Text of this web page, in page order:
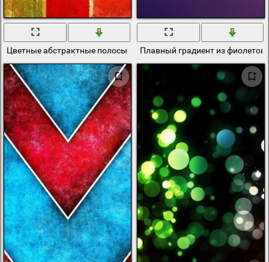
Цветные абстрактные полосы тёплых оттенков
Плавный градиент из